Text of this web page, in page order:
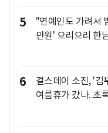
5
"연예인도 가려서
만원' 으리으리 한
6
걸스데이 소진, '
여름휴가 갔나..초